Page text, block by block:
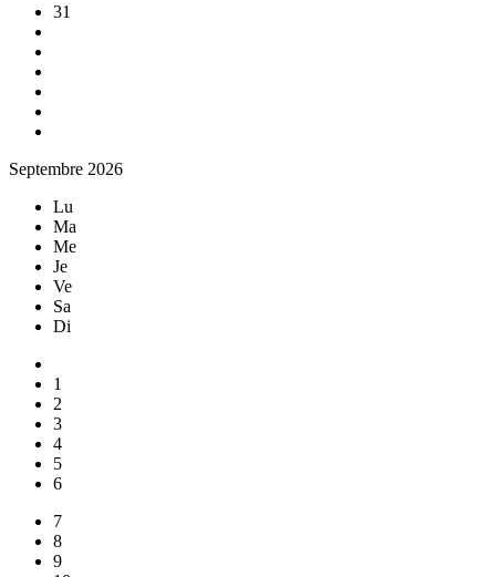
31
Septembre 2026
Lu
Ma
Me
Je
Ve
Sa
Di
1
2
3
4
5
6
7
8
9